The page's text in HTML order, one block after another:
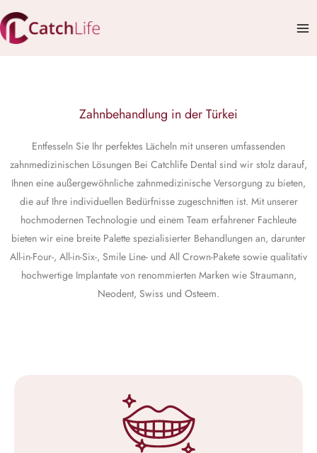
Zum
Inhalt
springen
Zahnbehandlung in der Türkei
Entfesseln Sie Ihr perfektes Lächeln mit unseren umfassenden
zahnmedizinischen Lösungen Bei Catchlife Dental sind wir stolz darauf,
Ihnen eine außergewöhnliche zahnmedizinische Versorgung zu bieten,
die auf Ihre individuellen Bedürfnisse zugeschnitten ist. Mit unserer
hochmodernen Technologie und einem Team erfahrener Fachleute
bieten wir eine breite Palette spezialisierter Behandlungen an, darunter
All-in-Four-, All-in-Six-, Smile Line- und All Crown-Pakete sowie qualitativ
hochwertige Implantate von renommierten Marken wie Straumann,
Neodent, Swiss und Osteem.